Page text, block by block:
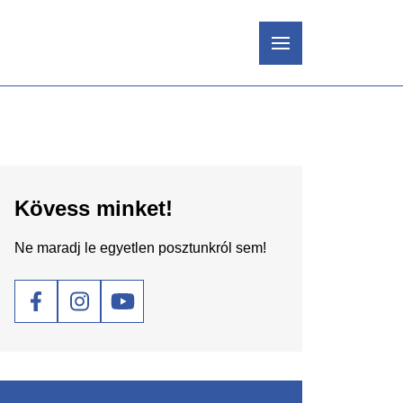
Kövess minket!
Ne maradj le egyetlen posztunkról sem!
Social